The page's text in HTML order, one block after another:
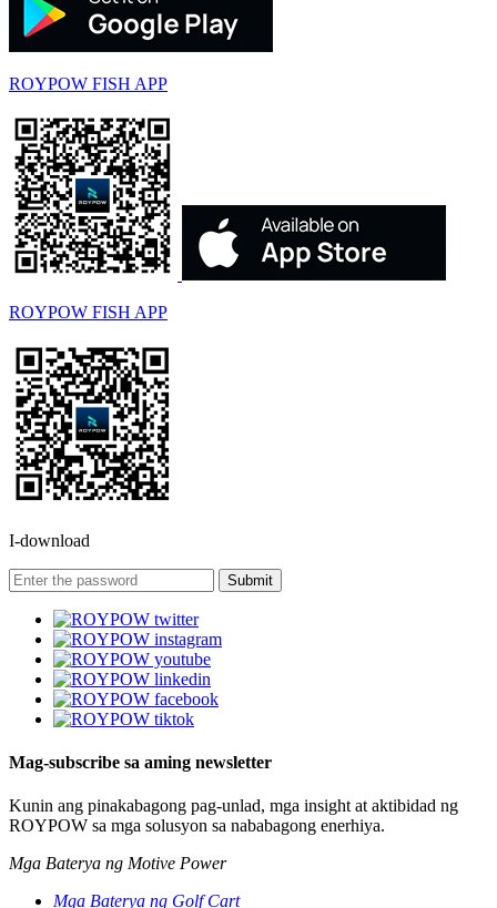
ROYPOW FISH APP
ROYPOW FISH APP
I-download
Mag-subscribe sa aming newsletter
Kunin ang pinakabagong pag-unlad, mga insight at aktibidad ng
ROYPOW sa mga solusyon sa nababagong enerhiya.
Mga Baterya ng Motive Power
Mga Baterya ng Golf Cart